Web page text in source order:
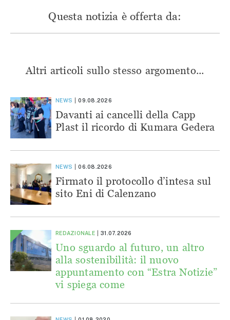
Questa notizia è offerta da:
Altri articoli sullo stesso argomento...
NEWS 09.08.2026
Davanti ai cancelli della Capp
Plast il ricordo di Kumara Gedera
NEWS 06.08.2026
Firmato il protocollo d’intesa sul
sito Eni di Calenzano
REDAZIONALE 31.07.2026
Uno sguardo al futuro, un altro
alla sostenibilità: il nuovo
appuntamento con “Estra Notizie”
vi spiega come